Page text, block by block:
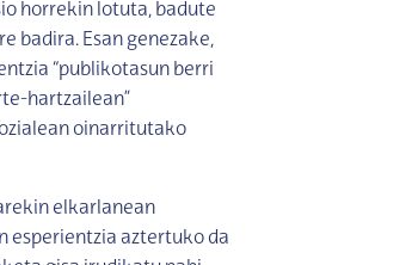
horrekin lotuta, badute
badira. Esan genezake,
“publikotasun berri
hartzailean”
oinarritutako
elkarlanean
esperientzia aztertuko da